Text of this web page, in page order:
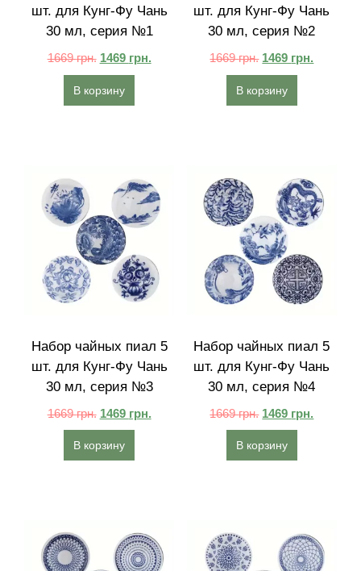
шт. для Кунг-Фу Чань
30 мл, серия №1
1669грн. 1469 грн.
В корзину
шт. для Кунг-Фу Чань
30 мл, серия №2
1669грн. 1469 грн.
В корзину
Набор чайных пиал 5
шт. для Кунг-Фу Чань
30 мл, серия №3
1669грн. 1469 грн.
В корзину
Набор чайных пиал 5
шт. для Кунг-Фу Чань
30 мл, серия №4
1669грн. 1469 грн.
В корзину